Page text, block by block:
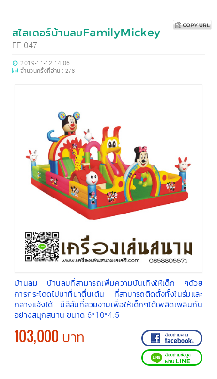
สไลเดอร์บ้านลมFamilyMickey
FF-047
2019-11-12 14:06
จำนวนครั้งที่อ่าน : 278
บ้านลม บ้านลมที่สามารถเพิ่มความบันเทิงให้เด็ก ๆด้วย
การกระโดดไปมาที่น่าตื่นเต้น ที่สามารถติดตั้งทั้งในร่มและ
กลางแจ้งได้ มีสีสันที่สวยงามเพื่อให้เด็กๆได้เพลิดเพลินกัน
อย่างสนุกสนาน ขนาด 6*10*4.5
103,000 บาท